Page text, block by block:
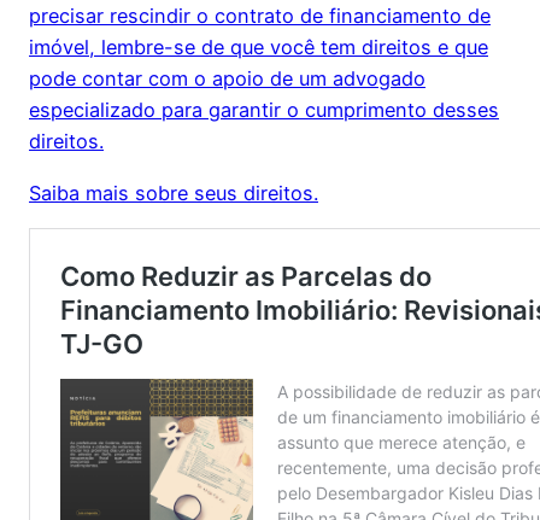
precisar rescindir o contrato de financiamento de
imóvel, lembre-se de que você tem direitos e que
pode contar com o apoio de um advogado
especializado para garantir o cumprimento desses
direitos.
Saiba mais sobre seus direitos.